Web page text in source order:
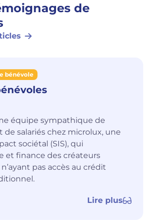
de
bénévole
équipe sympathique de
de salariés chez microlux, une
sociétal (SIS), qui
et finance des créateurs
pas accès au crédit
Lire plus